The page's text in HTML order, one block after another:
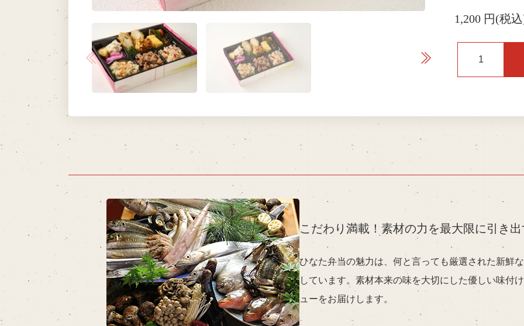
1,200 円(税
こだわり満載！素材の力を最大限に引き
ひなた弁当の魅力は、何と言っても厳選された新鮮
しています。素材本来の味を大切にした優しい味付
ューをお届けします。